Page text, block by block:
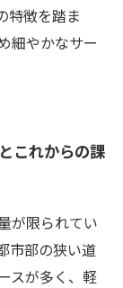
特徴を踏ま
細やかなサー
これからの課
が限られてい
市部の狭い道
スが多く、軽